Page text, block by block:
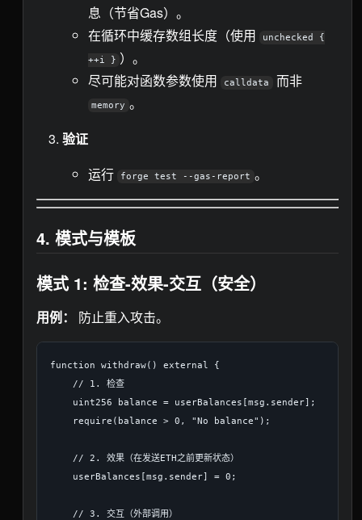
息（节省Gas）。
在循环中缓存数组长度（使用
unchecked {
++i } ）。
尽可能对函数参数使用
calldata 而非
memory 。
验证
运行
forge test --gas-report 。
4. 模式与模板
模式 1: 检查-效果-交互（安全）
用例： 防止重入攻击。
function withdraw() external {
    // 1. 检查
    uint256 balance = userBalances[msg.sender];
    require(balance > 0, "No balance");
    // 2. 效果（在发送ETH之前更新状态）
    userBalances[msg.sender] = 0;
    // 3. 交互（外部调用）